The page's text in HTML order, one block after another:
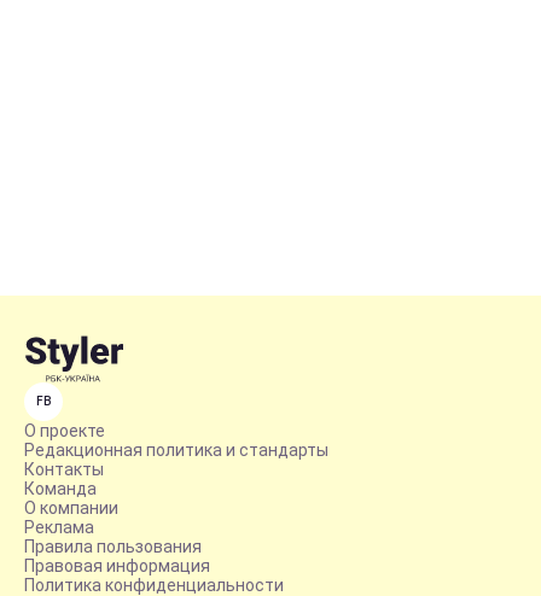
FB
О проекте
Редакционная политика и стандарты
Контакты
Команда
О компании
Реклама
Правила пользования
Правовая информация
Политика конфиденциальности